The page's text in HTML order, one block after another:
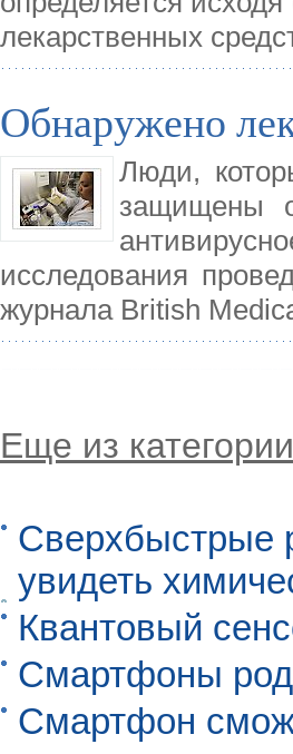
лекарственных
Обнаружено
Люди,
защищены
исследования
журнала British
Еще из категории
Сверхбыстрые
увидеть
Квантовый
Смартфоны
Смартфон